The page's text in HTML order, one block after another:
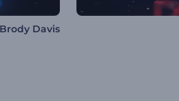
Brody Davis